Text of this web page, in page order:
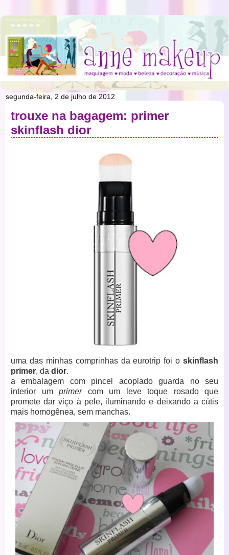
segunda-feira, 2 de julho de 2012
trouxe na bagagem: primer
skinflash dior
uma das minhas comprinhas da eurotrip foi o skinflash
primer, da dior.
a embalagem com pincel acoplado guarda no seu
interior um primer com um leve toque rosado que
promete dar viço à pele, iluminando e deixando a cútis
mais homogênea, sem manchas.